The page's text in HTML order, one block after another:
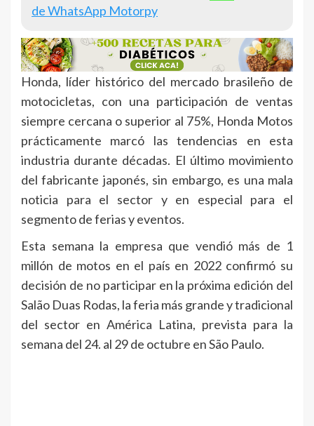
de WhatsApp Motorpy
Honda, líder histórico del mercado brasileño de
motocicletas, con una participación de ventas
siempre cercana o superior al 75%, Honda Motos
prácticamente marcó las tendencias en esta
industria durante décadas. El último movimiento
del fabricante japonés, sin embargo, es una mala
noticia para el sector y en especial para el
segmento de ferias y eventos.
Esta semana la empresa que vendió más de 1
millón de motos en el país en 2022 confirmó su
decisión de no participar en la próxima edición del
Salão Duas Rodas, la feria más grande y tradicional
del sector en América Latina, prevista para la
semana del 24. al 29 de octubre en São Paulo.